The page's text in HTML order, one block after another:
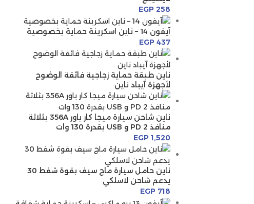
EGP258
آيفون 14 – ناين اسكرينة حماية بخصوصية
EGP437
ناين طبقة حماية زجاجية فائقة الوضوح
لأجهزة آيباد ناين
ناين شاحن سيارة ميجا كار باور 356A بثلاثة
منافذ 2 PD و USB بقدرة 130 وات
EGP1,520
ناين حامل سيارة ماج سيف بقوة شفط 30
يدعم شاحن لاسلكي
EGP718